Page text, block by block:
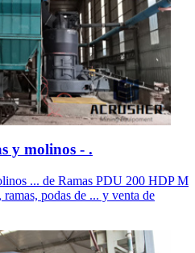
y molinos - .
... de Ramas PDU 200 HDP M
podas de ... y venta de